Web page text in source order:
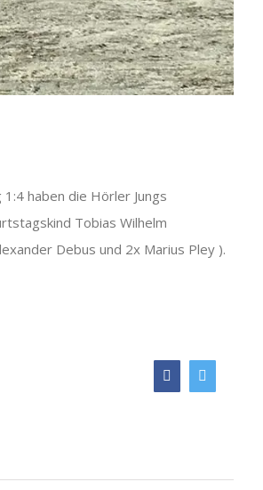
haben die Hörler Jungs
Tobias Wilhelm
Debus und 2x Marius Pley ).
Facebook